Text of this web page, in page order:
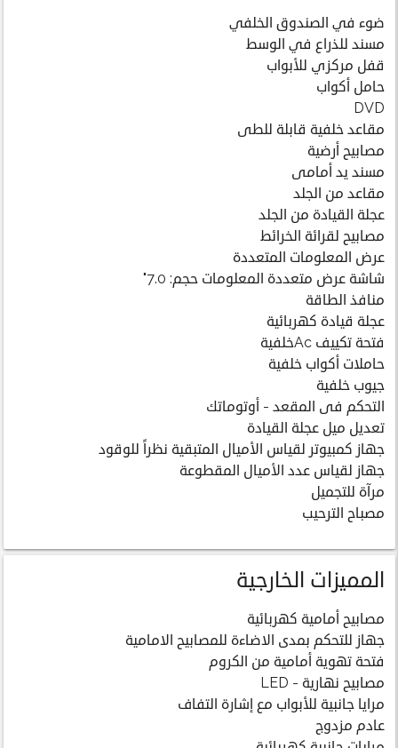
ضوء في الصندوق الخلفي
مسند للذراع في الوسط
قفل مركزي للأبواب
حامل أكواب
DVD
مقاعد خلفية قابلة للطى
مصابيح أرضية
مسند يد أمامى
مقاعد من الجلد
عجلة القيادة من الجلد
مصابيح لقرائة الخرائط
عرض المعلومات المتعددة
شاشة عرض متعددة المعلومات حجم: 7.0"
منافذ الطاقة
عجلة قيادة كهربائية
فتحة تكييف Acخلفية
حاملات أكواب خلفية
جيوب خلفية
التحكم فى المقعد - أوتوماتك
تعديل ميل عجلة القيادة
جهاز كمبيوتر لقياس الأميال المتبقية نظراً للوقود
جهاز لقياس عدد الأميال المقطوعة
مرآة للتجميل
مصباح الترحيب
المميزات الخارجية
مصابيح أمامية كهربائية
جهاز للتحكم بمدى الاضاءة للمصابيح الامامية
فتحة تهوية أمامية من الكروم
مصابيح نهارية - LED
مرايا جانبية للأبواب مع إشارة التفاف
عادم مزدوج